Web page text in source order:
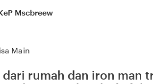
Mscbreew
Main
dari rumah dan iron man